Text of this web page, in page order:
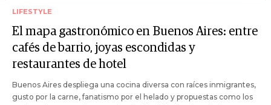
LIFESTYLE
El mapa gastronómico en Buenos Aires: entre
cafés de barrio, joyas escondidas y
restaurantes de hotel
Buenos Aires despliega una cocina diversa con raíces inmigrantes,
gusto por la carne, fanatismo por el helado y propuestas como los